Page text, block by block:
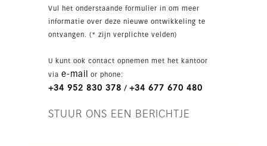
Vul het onderstaande formulier in om meer
informatie over deze nieuwe ontwikkeling te
ontvangen. (* zijn verplichte velden)
U kunt ook contact opnemen met het kantoor
via e-mail or phone:
+34 952 830 378 / +34 677 670 480
STUUR ONS EEN BERICHTJE